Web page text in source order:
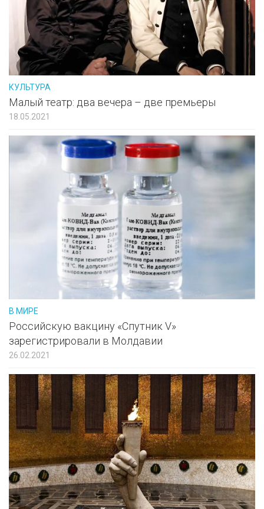
КУЛЬТУРА
Малый театр: два вечера – две премьеры
18.05.2021
В МИРЕ
Российскую вакцину «Спутник V»
зарегистрировали в Молдавии
26.02.2021